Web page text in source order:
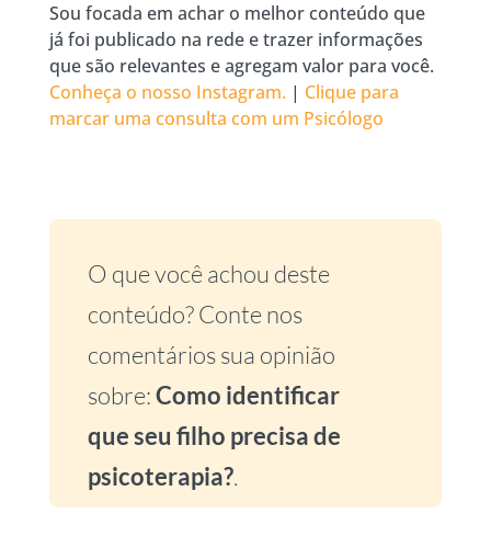
Sou focada em achar o melhor conteúdo que
já foi publicado na rede e trazer informações
que são relevantes e agregam valor para você.
Conheça o nosso Instagram. | Clique para
marcar uma consulta com um Psicólogo
O que você achou deste
conteúdo? Conte nos
comentários sua opinião
sobre:Como identificar
que seu filho precisa de
psicoterapia?.